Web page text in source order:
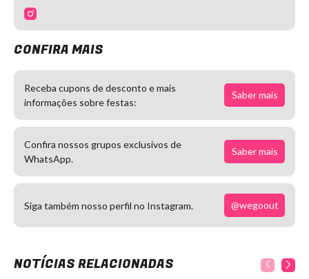
CONFIRA MAIS
Receba cupons de desconto e mais
informações sobre festas:
Saber mais
Confira nossos grupos exclusivos de
WhatsApp.
Saber mais
Siga também nosso perfil no Instagram. @wegoout
NOTÍCIAS RELACIONADAS